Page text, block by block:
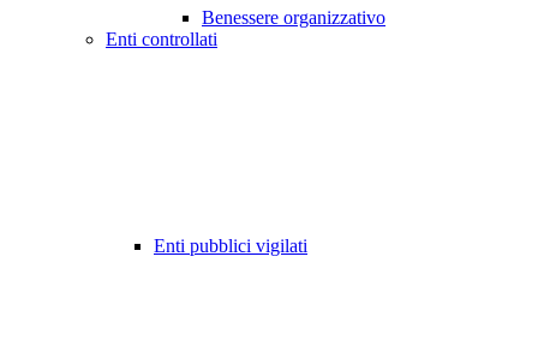
Benessere organizzativo
Enti controllati
Enti pubblici vigilati